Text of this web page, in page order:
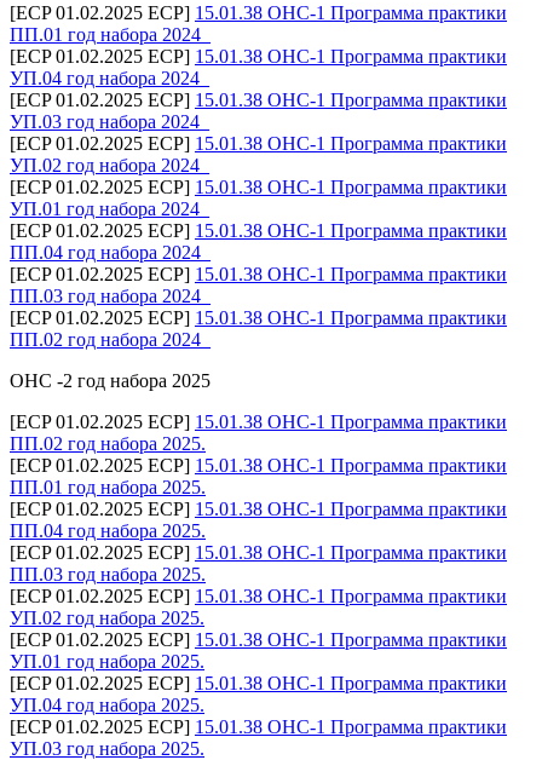
[ECP 01.02.2025 ECP] 15.01.38 ОНС-1 Программа практики
ПП.01 год набора 2024_
[ECP 01.02.2025 ECP] 15.01.38 ОНС-1 Программа практики
УП.04 год набора 2024_
[ECP 01.02.2025 ECP] 15.01.38 ОНС-1 Программа практики
УП.03 год набора 2024_
[ECP 01.02.2025 ECP] 15.01.38 ОНС-1 Программа практики
УП.02 год набора 2024_
[ECP 01.02.2025 ECP] 15.01.38 ОНС-1 Программа практики
УП.01 год набора 2024_
[ECP 01.02.2025 ECP] 15.01.38 ОНС-1 Программа практики
ПП.04 год набора 2024_
[ECP 01.02.2025 ECP] 15.01.38 ОНС-1 Программа практики
ПП.03 год набора 2024_
[ECP 01.02.2025 ECP] 15.01.38 ОНС-1 Программа практики
ПП.02 год набора 2024_
ОНС -2 год набора 2025
[ECP 01.02.2025 ECP] 15.01.38 ОНС-1 Программа практики
ПП.02 год набора 2025.
[ECP 01.02.2025 ECP] 15.01.38 ОНС-1 Программа практики
ПП.01 год набора 2025.
[ECP 01.02.2025 ECP] 15.01.38 ОНС-1 Программа практики
ПП.04 год набора 2025.
[ECP 01.02.2025 ECP] 15.01.38 ОНС-1 Программа практики
ПП.03 год набора 2025.
[ECP 01.02.2025 ECP] 15.01.38 ОНС-1 Программа практики
УП.02 год набора 2025.
[ECP 01.02.2025 ECP] 15.01.38 ОНС-1 Программа практики
УП.01 год набора 2025.
[ECP 01.02.2025 ECP] 15.01.38 ОНС-1 Программа практики
УП.04 год набора 2025.
[ECP 01.02.2025 ECP] 15.01.38 ОНС-1 Программа практики
УП.03 год набора 2025.